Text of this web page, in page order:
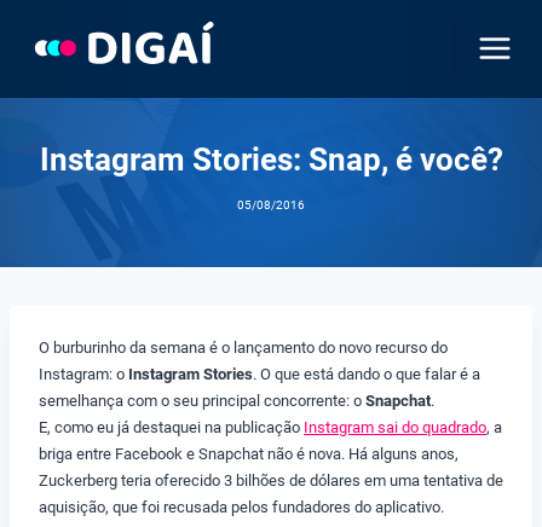
Instagram Stories: Snap, é você?
05/08/2016
O burburinho da semana é o lançamento do novo recurso do
Instagram: o Instagram Stories. O que está dando o que falar é a
semelhança com o seu principal concorrente: o Snapchat.
E, como eu já destaquei na publicação Instagram sai do quadrado, a
briga entre Facebook e Snapchat não é nova. Há alguns anos,
Zuckerberg teria oferecido 3 bilhões de dólares em uma tentativa de
aquisição, que foi recusada pelos fundadores do aplicativo.